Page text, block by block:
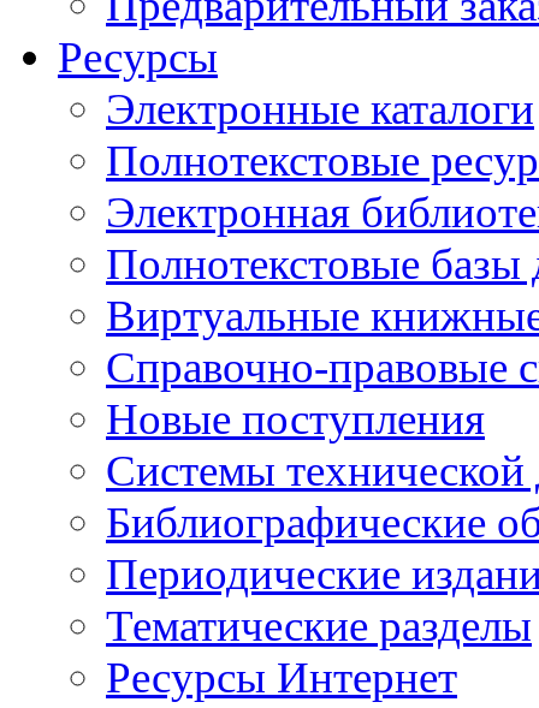
Ресурсы
Электронные каталоги
Полнотекстовые
Электронная
Полнотекстовые
Виртуальные
Справочно-правовые
Новые поступления
Cистемы
Библиографические
Периодические
Тематические разделы
Ресурсы Интернет